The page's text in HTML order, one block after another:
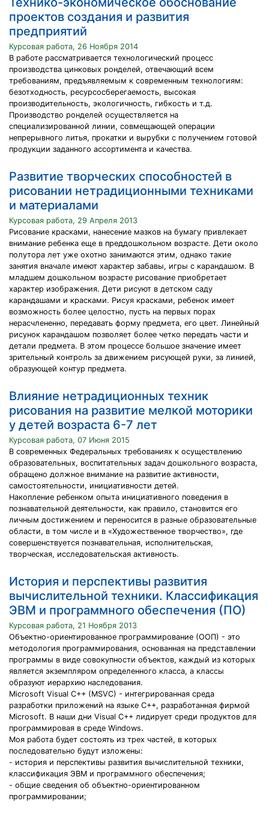
проектов создания и развития
предприятий
Курсовая работа, 26 Ноября 2014
В работе рассматривается технологический процесс
производства цинковых ронделей, отвечающий всем
требованиям, предъявляемым к современным технологиям:
безотходность, ресурсосберегаемость, высокая
производительность, экологичность, гибкость и т.д.
Производство ронделей осуществляется на
специализированной линии, совмещающей операции
непрерывного литья, прокатки и вырубки с получением готовой
продукции заданного ассортимента и качества.
Развитие творческих способностей в
рисовании нетрадиционными техниками
и материалами
Курсовая работа, 29 Апреля 2013
Рисование красками, нанесение мазков на бумагу привлекает
внимание ребенка еще в преддошкольном возрасте. Дети около
полутора лет уже охотно занимаются этим, однако такие
занятия вначале имеют характер забавы, игры с карандашом. В
младшем дошкольном возрасте рисование приобретает
характер изображения. Дети рисуют в детском саду
карандашами и красками. Рисуя красками, ребенок имеет
возможность более целостно, пусть на первых порах
нерасчлененно, передавать форму предмета, его цвет. Линейный
рисунок карандашом позволяет более четко передать части и
детали предмета. В этом процессе большое значение имеет
зрительный контроль за движением рисующей руки, за линией,
образующей контур предмета.
Влияние нетрадиционных техник
рисования на развитие мелкой моторики
у детей возраста 6-7 лет
Курсовая работа, 07 Июня 2015
В современных Федеральных требованиях к осуществлению
образовательных, воспитательных задач дошкольного возраста,
обращено должное внимание на развитие активности,
самостоятельности, инициативности детей.
Накопление ребенком опыта инициативного поведения в
познавательной деятельности, как правило, становится его
личным достижением и переносится в разные образовательные
области, в том числе и в «Художественное творчество», где
совершенствуется познавательная, исполнительская,
творческая, исследовательская активность.
История и перспективы развития
вычислительной техники. Классификация
ЭВМ и программного обеспечения (ПО)
Курсовая работа, 21 Ноября 2013
Объектно-ориентированное программирование (ООП) - это
методология программирования, основанная на представлении
программы в виде совокупности объектов, каждый из которых
является экземпляром определенного класса, а классы
образуют иерархию наследования.
Microsoft Visual C++ (MSVC) - интегрированная среда
разработки приложений на языке C++, разработанная фирмой
Microsoft. В наши дни Visual C++ лидирует среди продуктов для
программировая в среде Windows.
Моя работа будет состоять из трех частей, в которых
последовательно будут изложены:
- история и перспективы развития вычислительной техники,
классификация ЭВМ и программного обеспечения;
- общие сведения об объектно-ориентированном
программировании;